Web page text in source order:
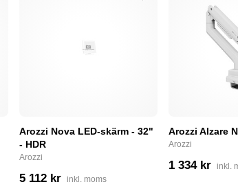
Arozzi Nova LED-skärm - 32"
- HDR
Arozzi
5 112 kr inkl. moms
Arozzi Alzare
Arozzi
1 334 kr inkl.